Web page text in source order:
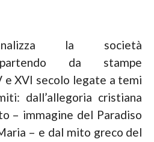
analizza la società
partendo da stampe
e XVI secolo legate a temi
dall’allegoria cristiana
– immagine del Paradiso
– e dal mito greco del